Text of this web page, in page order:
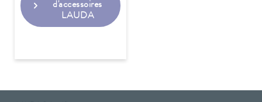
d'accessoires
LAUDA